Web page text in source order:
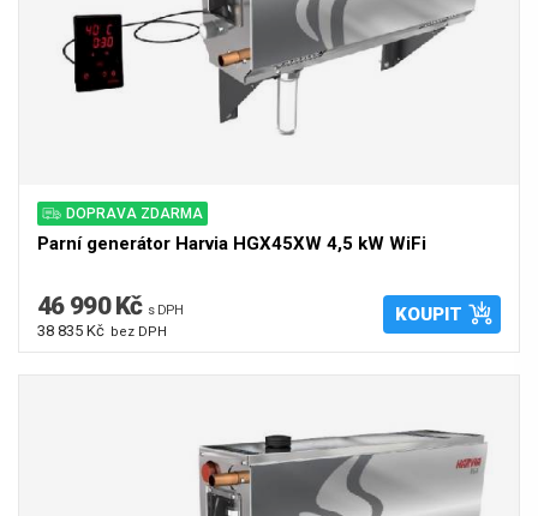
DOPRAVA ZDARMA
Parní generátor Harvia HGX45XW 4,5 kW WiFi
46 990 Kč s DPH
38 835 Kč bez DPH
KOUPIT